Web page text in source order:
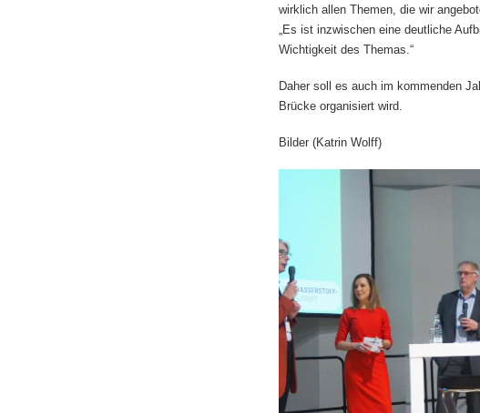
wirklich allen Themen, die wir
„Es ist inzwischen eine deutliche
Wichtigkeit des Themas.“
Daher soll es auch im kommenden
Brücke organisiert wird.
Bilder (Katrin Wolff)